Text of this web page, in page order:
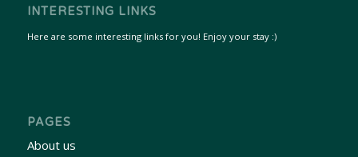
INTERESTING LINKS
Here are some interesting links for you! Enjoy your stay :)
PAGES
About us